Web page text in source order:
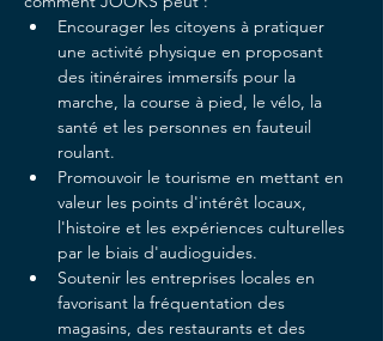
Encourager les citoyens à pratiquer
une activité physique en proposant
des itinéraires immersifs pour la
marche, la course à pied, le vélo, la
santé et les personnes en fauteuil
roulant.
Promouvoir le tourisme en mettant en
valeur les points d'intérêt locaux,
l'histoire et les expériences culturelles
par le biais d'audioguides.
Soutenir les entreprises locales en
favorisant la fréquentation des
magasins, des restaurants et des